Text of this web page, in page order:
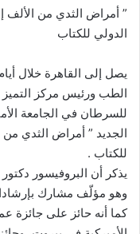
” أمراض الثدي من الألف
الدولي للكتاب
يصل إلى القاهرة خلال
الطب ورئيس مركز
للسرطان في الجامعة
الجديد ” أمراض الثدي من
للكتاب .
وهو مؤلّف مشارك
كما أنه حائز على جائزة